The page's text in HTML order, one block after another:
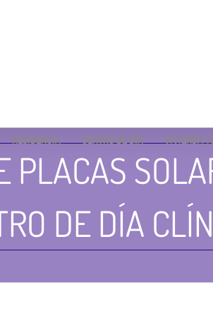
RESIDENCIA CENTRO DE DÍA VIVIENDA
PLACAS
DE DÍA